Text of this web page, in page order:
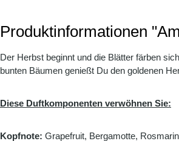
Produktinformationen
Der Herbst beginnt und die Blätter färben
bunten Bäumen genießt Du den goldenen
Diese Duftkomponenten verwöhnen Sie:
Kopfnote: Grapefruit, Bergamotte, Rosmarin